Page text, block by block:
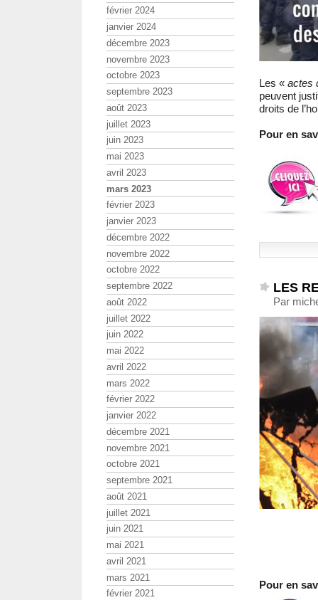
Les « actes
peuvent
droits de
Pour en
LES
Par
Pour en
février 2024
janvier 2024
décembre 2023
novembre 2023
octobre 2023
septembre 2023
août 2023
juillet 2023
juin 2023
mai 2023
avril 2023
mars 2023
février 2023
janvier 2023
décembre 2022
novembre 2022
octobre 2022
septembre 2022
août 2022
juillet 2022
juin 2022
mai 2022
avril 2022
mars 2022
février 2022
janvier 2022
décembre 2021
novembre 2021
octobre 2021
septembre 2021
août 2021
juillet 2021
juin 2021
mai 2021
avril 2021
mars 2021
février 2021